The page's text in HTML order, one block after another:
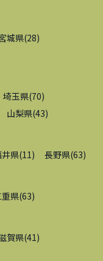
城県(28)
埼玉県(70)
山梨県(43)
県(11 ) 長野県(63)
重県(63)
賀県(41 )